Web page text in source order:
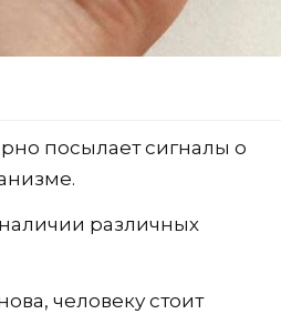
посылает сигналы о
различных
человеку стоит